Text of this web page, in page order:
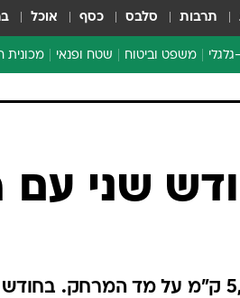
תרבות סלבס כסף אוכל
גלגלי משפט וביטוח שטח ופנאי מכונית
שני עם
יותר זמן, פחות קיטורים ו-5,600 ק"מ על מד